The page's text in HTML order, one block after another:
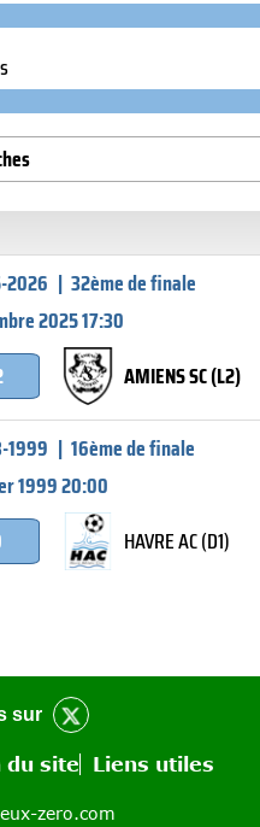
2026 | 32ème de finale
2025 17:30
AMIENS SC (L2)
1999 | 16ème de finale
1999 20:00
HAVRE AC (D1)
sur
du site Liens utiles
zero.com